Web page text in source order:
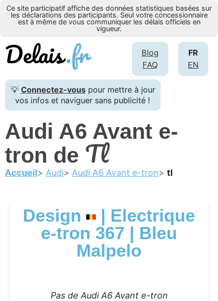
Ce site participatif affiche des données statistiques basées sur
les déclarations des participants. Seul votre concessionnaire
est à même de vous communiquer les délais officiels en
vigueur.
FR
EN
Blog
FAQ
💡 Connectez-vouspour mettre à jour
vos infos et naviguer sans publicité !
Audi A6 Avant e-
tron de Tl
Accueil Audi Audi A6 Avant e-tron tl
Design
| Electrique
e-tron 367 | Bleu
Malpelo
Pas de Audi A6 Avant e-tron